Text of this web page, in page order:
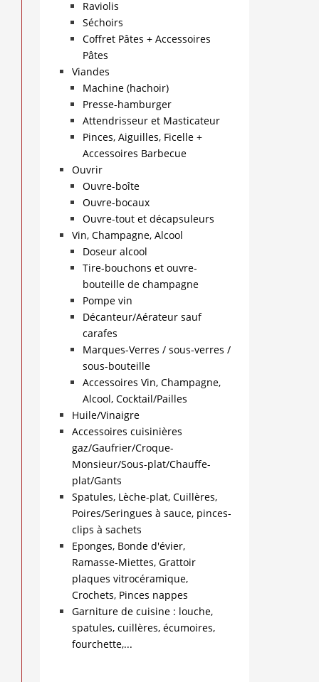
Raviolis
Séchoirs
Coffret Pâtes + Accessoires
Pâtes
Viandes
Machine (hachoir)
Presse-hamburger
Attendrisseur et Masticateur
Pinces, Aiguilles, Ficelle +
Accessoires Barbecue
Ouvrir
Ouvre-boîte
Ouvre-bocaux
Ouvre-tout et décapsuleurs
Vin, Champagne, Alcool
Doseur alcool
Tire-bouchons et ouvre-
bouteille de champagne
Pompe vin
Décanteur/Aérateur sauf
carafes
Marques-Verres / sous-verres /
sous-bouteille
Accessoires Vin, Champagne,
Alcool, Cocktail/Pailles
Huile/Vinaigre
Accessoires cuisinières
gaz/Gaufrier/Croque-
Monsieur/Sous-plat/Chauffe-
plat/Gants
Spatules, Lèche-plat, Cuillères,
Poires/Seringues à sauce, pinces-
clips à sachets
Eponges, Bonde d'évier,
Ramasse-Miettes, Grattoir
plaques vitrocéramique,
Crochets, Pinces nappes
Garniture de cuisine : louche,
spatules, cuillères, écumoires,
fourchette,...